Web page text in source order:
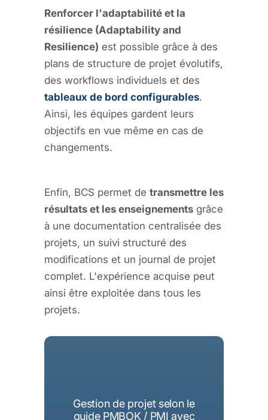
Renforcer l'adaptabilité et la
résilience (Adaptability and
Resilience) est possible grâce à des
plans de structure de projet évolutifs,
des workflows individuels et des
tableaux de bord configurables.
Ainsi, les équipes gardent leurs
objectifs en vue même en cas de
changements.
Enfin, BCS permet de transmettre les
résultats et les enseignements grâce
à une documentation centralisée des
projets, un suivi structuré des
modifications et un journal de projet
complet. L'expérience acquise peut
ainsi être exploitée dans tous les
projets.
Gestion de projet selon le
guide PMBOK / PMI avec